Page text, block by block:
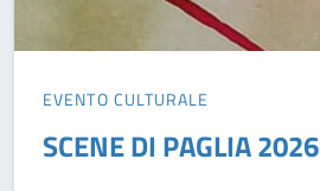
EVENTO CULTURALE
SCENE DI PAGLIA 2026